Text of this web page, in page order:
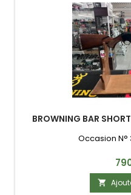
BROWNING BAR
Occasion N°
Prix
